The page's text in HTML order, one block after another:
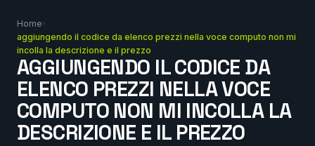
Home›
aggiungendo il codice da elenco prezzi nella voce computo non mi
incolla la descrizione e il prezzo
AGGIUNGENDO IL CODICE DA
ELENCO PREZZI NELLA VOCE
COMPUTO NON MI INCOLLA LA
DESCRIZIONE E IL PREZZO